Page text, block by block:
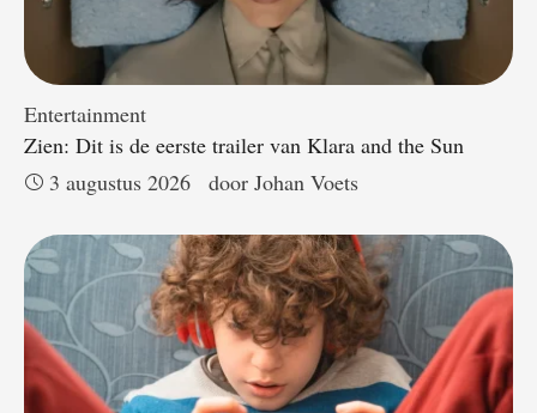
Entertainment
Zien: Dit is de eerste trailer van Klara and the Sun
3 augustus 2026
door Johan Voets